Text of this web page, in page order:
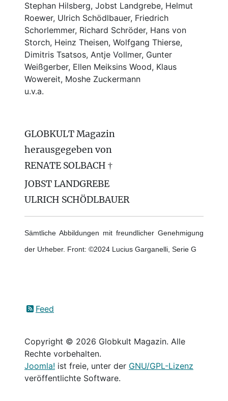
Stephan Hilsberg, Jobst Landgrebe, Helmut
Roewer, Ulrich Schödlbauer, Friedrich
Schorlemmer, Richard Schröder, Hans von
Storch, Heinz Theisen, Wolfgang Thierse,
Dimitris Tsatsos, Antje Vollmer, Gunter
Weißgerber, Ellen Meiksins Wood, Klaus
Wowereit, Moshe Zuckermann
u.v.a.
GLOBKULT Magazin
herausgegeben von
RENATE SOLBACH †
JOBST LANDGREBE
ULRICH SCHÖDLBAUER
Sämtliche Abbildungen mit freundlicher Genehmigung
der Urheber. Front: ©2024 Lucius Garganelli, Serie G
Feed
Copyright © 2026 Globkult Magazin. Alle
Rechte vorbehalten.
Joomla! ist freie, unter der GNU/GPL-Lizenz
veröffentlichte Software.